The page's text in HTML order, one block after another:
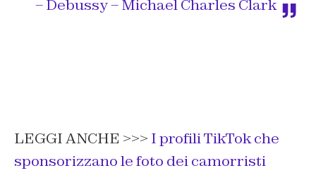
– Debussy – Michael Charles Clark
LEGGI ANCHE >>> I profili TikTok che
sponsorizzano le foto dei camorristi